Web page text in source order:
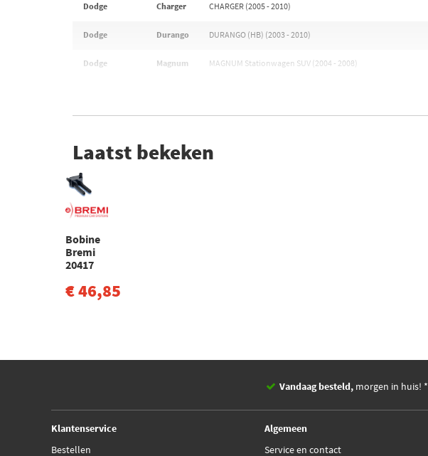
Dodge Charger CHARGER (2005 - 2010)
Dodge Durango DURANGO (HB) (2003 - 2010)
Dodge Magnum MAGNUM Stationwagen SUV (2004 - 2008)
Laatst bekeken
Bobine
Bremi
20417
€ 46,85
Vandaag besteld, morgen in huis! *
Klantenservice
Bestellen
Algemeen
Service en contact